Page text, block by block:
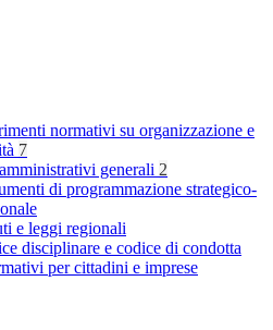
normativi su organizzazione e
7
generali 2
di programmazione strategico-
e leggi regionali
disciplinare e codice di condotta
per cittadini e imprese